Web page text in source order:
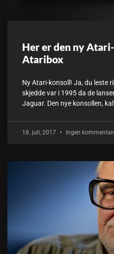
Her er den ny
Ataribox
Ny Atari-konsoll! Ja, du leste
skjedde var i 1995 da de
Jaguar. Den nye konsollen,
18. juli, 2017 Ingen